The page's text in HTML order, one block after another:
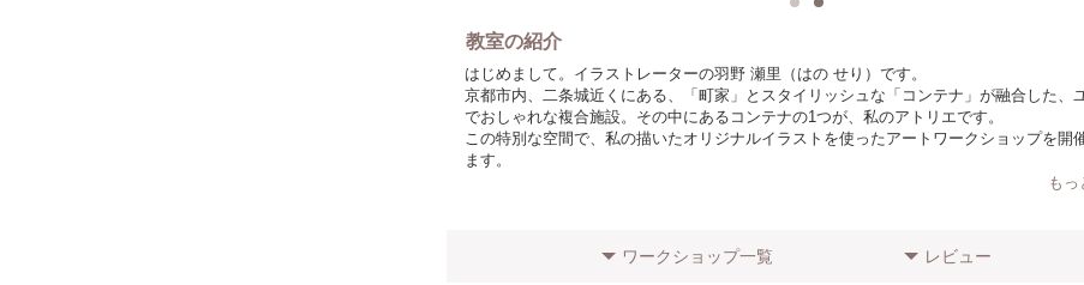
教室の紹介
はじめまして。イラストレーターの羽野 瀬里（はの せり）です。
京都市内、二条城近くにある、「町家」とスタイリッシュな「コンテナ」が融合した、
でおしゃれな複合施設。その中にあるコンテナの1つが、私のアトリエです。
この特別な空間で、私の描いたオリジナルイラストを使ったアートワークショップを開
ます。
すが、もっとたくさんの方と「自分の手で作品を生み出す楽しさ」を共有したいと思い
ショップをスタートしました。
もっ
ワークショップ一覧 レビュー